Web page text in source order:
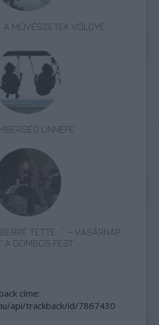
A MŰVÉSZETEK VÖLGYE
ÜNNEPE
TETTE…” – VASÁRNAP
A DOMBOS FEST
címe:
api/trackback/id/7867430